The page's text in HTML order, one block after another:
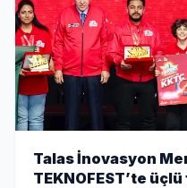
Talas İnovasyon
TEKNOFEST’te